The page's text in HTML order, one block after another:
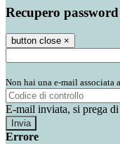
Recupero password
button close ×
Non hai una e-mail associata
E-mail inviata, si prega
Errore